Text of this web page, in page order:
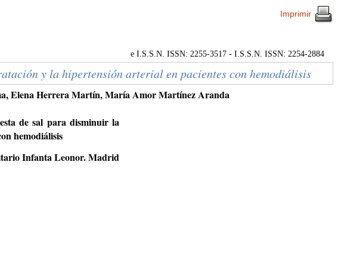
Imprimir
e I.S.S.N. ISSN: 2255-3517 - I.S.S.N. ISSN: 2254-2884
y la hipertensión arterial en pacientes con hemodiálisis
Elena Herrera Martín, María Amor Martínez Aranda
de sal para disminuir la
hemodiálisis
Infanta Leonor. Madrid